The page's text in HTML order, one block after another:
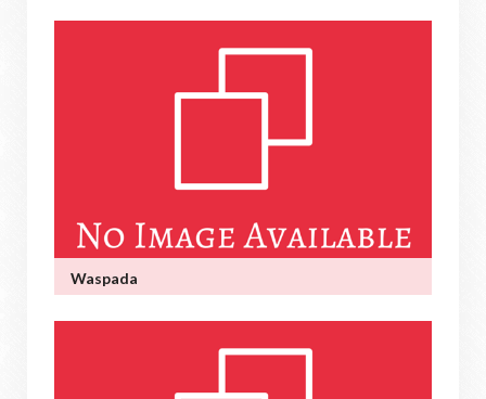
Waspada